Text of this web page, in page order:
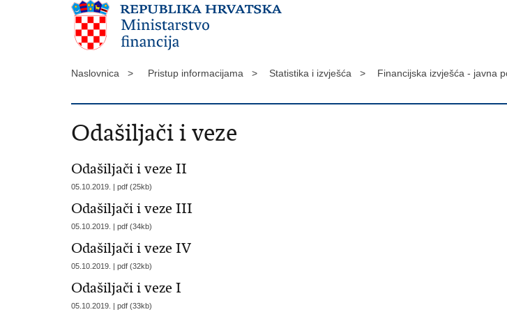
Naslovnica > Pristup informacijama > Statistika i izvješća > Financijska izvješća - javna
Odašiljači i veze
Odašiljači i veze II
05.10.2019. | pdf (25kb)
Odašiljači i veze III
05.10.2019. | pdf (34kb)
Odašiljači i veze IV
05.10.2019. | pdf (32kb)
Odašiljači i veze I
05.10.2019. | pdf (33kb)